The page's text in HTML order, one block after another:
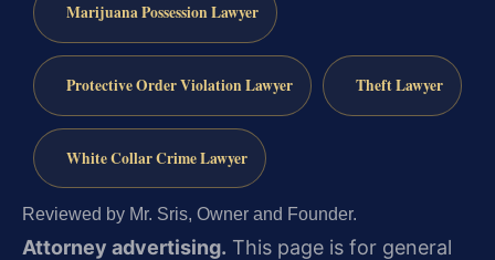
Marijuana Possession Lawyer
Protective Order Violation Lawyer Theft Lawyer
White Collar Crime Lawyer
Reviewed by Mr. Sris, Owner and Founder.
Attorney advertising. This page is for general